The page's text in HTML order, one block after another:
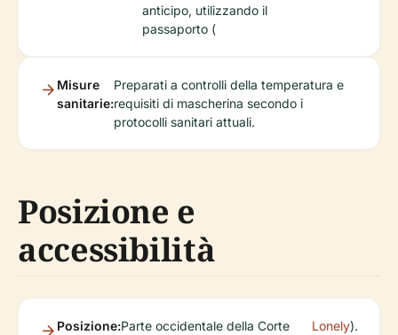
anticipo, utilizzando il
passaporto (
Misure
sanitarie:
Preparati a controlli della temperatura e
requisiti di mascherina secondo i
protocolli sanitari attuali.
Posizione e
accessibilità
Posizione:Parte occidentale della Corte
Lonely).